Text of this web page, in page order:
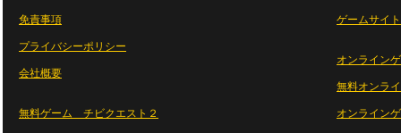
免責事項
プライバシーポリシー
会社概要
無料ゲーム チビクエスト２
ゲームサイ
オンライン
無料オンラ
オンライン